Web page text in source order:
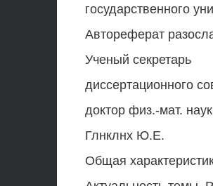
государственного
Автореферат
Ученый секретарь
диссертационного
доктор физ.-мат.
Глнклнх Ю.Е.
Общая